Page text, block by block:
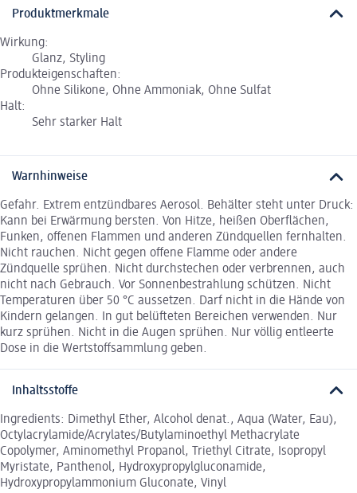
Produktmerkmale
Wirkung:
Glanz, Styling
Produkteigenschaften:
Ohne Silikone, Ohne Ammoniak, Ohne Sulfat
Halt:
Sehr starker Halt
Warnhinweise
Gefahr. Extrem entzündbares Aerosol. Behälter steht unter Druck:
Kann bei Erwärmung bersten. Von Hitze, heißen Oberflächen,
Funken, offenen Flammen und anderen Zündquellen fernhalten.
Nicht rauchen. Nicht gegen offene Flamme oder andere
Zündquelle sprühen. Nicht durchstechen oder verbrennen, auch
nicht nach Gebrauch. Vor Sonnenbestrahlung schützen. Nicht
Temperaturen über 50 °C aussetzen. Darf nicht in die Hände von
Kindern gelangen. In gut belüfteten Bereichen verwenden. Nur
kurz sprühen. Nicht in die Augen sprühen. Nur völlig entleerte
Dose in die Wertstoffsammlung geben.
Inhaltsstoffe
Ingredients: Dimethyl Ether, Alcohol denat., Aqua (Water, Eau),
Octylacrylamide/Acrylates/Butylaminoethyl Methacrylate
Copolymer, Aminomethyl Propanol, Triethyl Citrate, Isopropyl
Myristate, Panthenol, Hydroxypropylgluconamide,
Hydroxypropylammonium Gluconate, Vinyl